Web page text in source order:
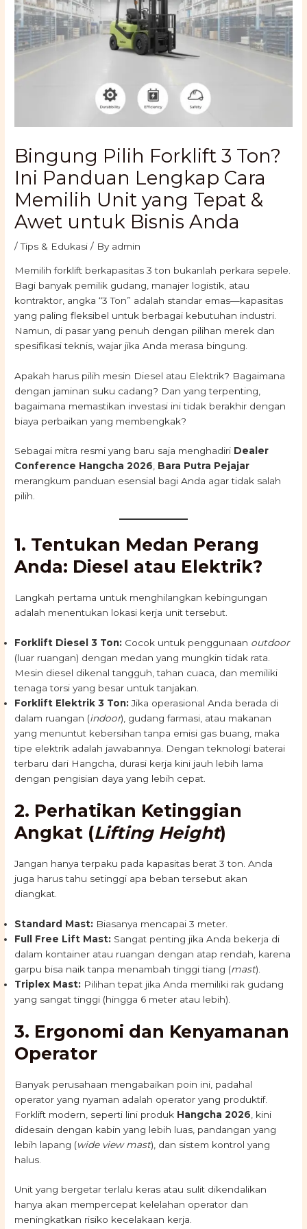
Bingung Pilih Forklift 3 Ton?
Ini Panduan Lengkap Cara
Memilih Unit yang Tepat &
Awet untuk Bisnis Anda
/Tips & Edukasi / By admin
Memilih forklift berkapasitas 3 ton bukanlah perkara sepele.
Bagi banyak pemilik gudang, manajer logistik, atau
kontraktor, angka “3 Ton” adalah standar emas—kapasitas
yang paling fleksibel untuk berbagai kebutuhan industri.
Namun, di pasar yang penuh dengan pilihan merek dan
spesifikasi teknis, wajar jika Anda merasa bingung.
Apakah harus pilih mesin Diesel atau Elektrik? Bagaimana
dengan jaminan suku cadang? Dan yang terpenting,
bagaimana memastikan investasi ini tidak berakhir dengan
biaya perbaikan yang membengkak?
Sebagai mitra resmi yang baru saja menghadiri Dealer
Conference Hangcha 2026, Bara Putra Pejajar
merangkum panduan esensial bagi Anda agar tidak salah
pilih.
1. Tentukan Medan Perang
Anda: Diesel atau Elektrik?
Langkah pertama untuk menghilangkan kebingungan
adalah menentukan lokasi kerja unit tersebut.
Forklift Diesel 3 Ton: Cocok untuk penggunaan outdoor
(luar ruangan) dengan medan yang mungkin tidak rata.
Mesin diesel dikenal tangguh, tahan cuaca, dan memiliki
tenaga torsi yang besar untuk tanjakan.
Forklift Elektrik 3 Ton:Jika operasional Anda berada di
dalam ruangan (indoor), gudang farmasi, atau makanan
yang menuntut kebersihan tanpa emisi gas buang, maka
tipe elektrik adalah jawabannya. Dengan teknologi baterai
terbaru dari Hangcha, durasi kerja kini jauh lebih lama
dengan pengisian daya yang lebih cepat.
2. Perhatikan Ketinggian
Angkat (Lifting Height)
Jangan hanya terpaku pada kapasitas berat 3 ton. Anda
juga harus tahu setinggi apa beban tersebut akan
diangkat.
Standard Mast: Biasanya mencapai 3 meter.
Full Free Lift Mast: Sangat penting jika Anda bekerja di
dalam kontainer atau ruangan dengan atap rendah, karena
garpu bisa naik tanpa menambah tinggi tiang (mast).
Triplex Mast: Pilihan tepat jika Anda memiliki rak gudang
yang sangat tinggi (hingga 6 meter atau lebih).
3. Ergonomi dan Kenyamanan
Operator
Banyak perusahaan mengabaikan poin ini, padahal
operator yang nyaman adalah operator yang produktif.
Forklift modern, seperti lini produk Hangcha 2026 , kini
didesain dengan kabin yang lebih luas, pandangan yang
lebih lapang (wide view mast), dan sistem kontrol yang
halus.
Unit yang bergetar terlalu keras atau sulit dikendalikan
hanya akan mempercepat kelelahan operator dan
meningkatkan risiko kecelakaan kerja.